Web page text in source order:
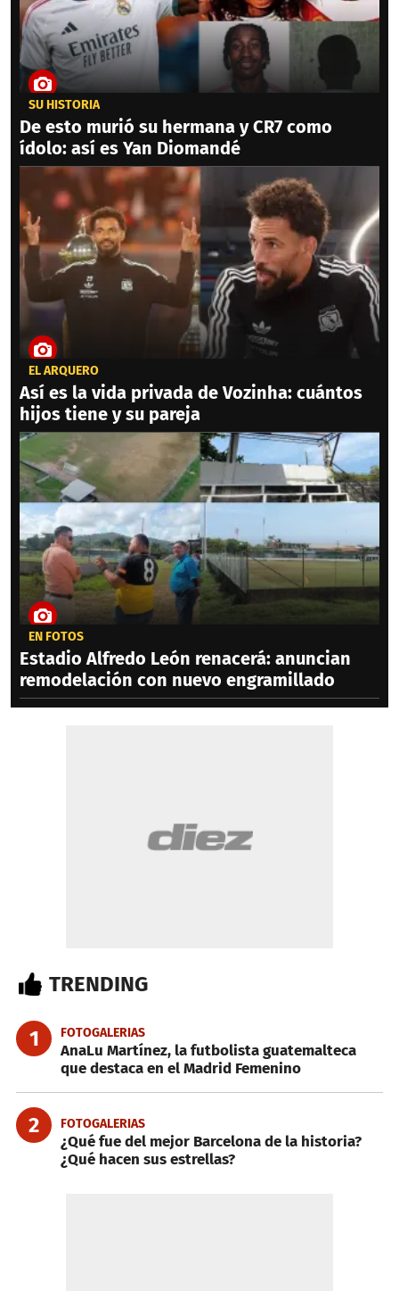
SU HISTORIA
De esto murió su hermana y CR7 como
ídolo: así es Yan Diomandé
EL ARQUERO
Así es la vida privada de Vozinha: cuántos
hijos tiene y su pareja
EN FOTOS
Estadio Alfredo León renacerá: anuncian
remodelación con nuevo engramillado
TRENDING
1 FOTOGALERIAS
AnaLu Martínez, la futbolista guatemalteca
que destaca en el Madrid Femenino
2 FOTOGALERIAS
¿Qué fue del mejor Barcelona de la historia?
¿Qué hacen sus estrellas?